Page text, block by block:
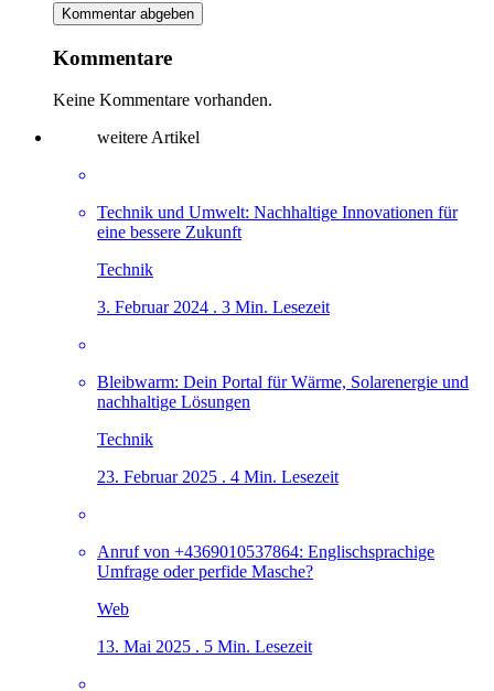
Kommentare
Keine Kommentare vorhanden.
weitere Artikel
Technik und Umwelt: Nachhaltige Innovationen für
eine bessere Zukunft
Technik
3. Februar 2024 . 3 Min. Lesezeit
Bleibwarm: Dein Portal für Wärme, Solarenergie und
nachhaltige Lösungen
Technik
23. Februar 2025 . 4 Min. Lesezeit
Anruf von +4369010537864: Englischsprachige
Umfrage oder perfide Masche?
Web
13. Mai 2025 . 5 Min. Lesezeit